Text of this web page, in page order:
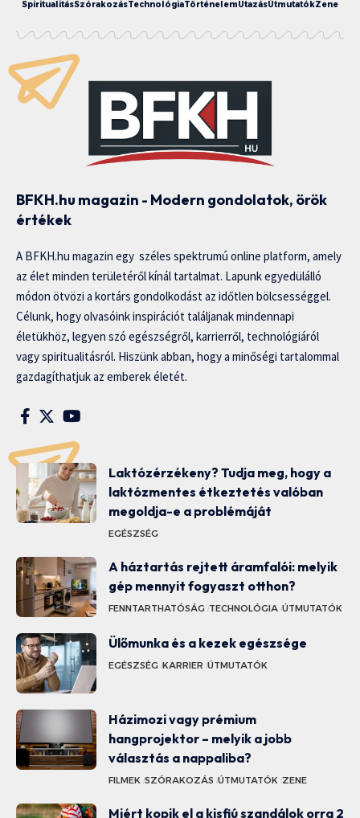
SpiritualitásSzórakozásTechnológiaTörténelemUtazásÚtmutatókZene
BFKH.hu magazin - Modern gondolatok, örök
értékek
A BFKH.hu magazin egy széles spektrumú online platform, amely
az élet minden területéről kínál tartalmat. Lapunk egyedülálló
módon ötvözi a kortárs gondolkodást az időtlen bölcsességgel.
Célunk, hogy olvasóink inspirációt találjanak mindennapi
életükhöz, legyen szó egészségről, karrierről, technológiáról
vagy spiritualitásról. Hiszünk abban, hogy a minőségi tartalommal
gazdagíthatjuk az emberek életét.
Laktózérzékeny? Tudja meg, hogy a
laktózmentes étkeztetés valóban
megoldja-e a problémáját
EGÉSZSÉG
A háztartás rejtett áramfalói: melyik
gép mennyit fogyaszt otthon?
FENNTARTHATÓSÁG TECHNOLÓGIA ÚTMUTATÓK
Ülőmunka és a kezek egészsége
EGÉSZSÉG KARRIER ÚTMUTATÓK
Házimozi vagy prémium
hangprojektor – melyik a jobb
választás a nappaliba?
FILMEK SZÓRAKOZÁS ÚTMUTATÓK ZENE
Miért kopik el a kisfiú szandálok orra 2